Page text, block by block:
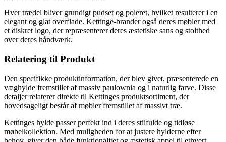
Hver trædel bliver grundigt pudset og poleret, hvilket resulterer i en
elegant og glat overflade. Kettinge-brander også deres møbler med
et diskret logo, der repræsenterer deres æstetiske sans og stolthed
over deres håndværk.
Relatering til Produkt
Den specifikke produktinformation, der blev givet, præsenterede en
væghylde fremstillet af massiv paulownia og i naturlig farve. Disse
detaljer relaterer direkte til Kettinges produktsortiment, der
hovedsageligt består af møbler fremstillet af massivt træ.
Kettinges hylde passer perfekt ind i deres stilfulde og tidløse
møbelkollektion. Med muligheden for at justere hylderne efter